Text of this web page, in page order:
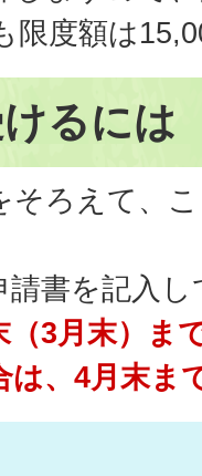
限度額は
るには
そろえて、
請書を記入
（3月末）ま
は、4月末ま